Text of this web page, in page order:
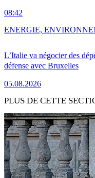
08:42
L’Italie va négocier des
défense avec Bruxelles
05.08.2026
ENERGIE,
PLUS DE CETTE